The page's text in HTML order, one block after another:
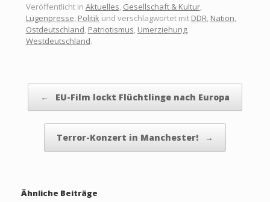
Veröffentlicht in Aktuelles, Gesellschaft & Kultur,
Lügenpresse, Politikund verschlagwortet mit DDR, Nation,
Ostdeutschland, Patriotismus, Umerziehung,
Westdeutschland.
← EU-Film lockt Flüchtlinge nach Europa
Terror-Konzert in Manchester! →
Ähnliche Beiträge